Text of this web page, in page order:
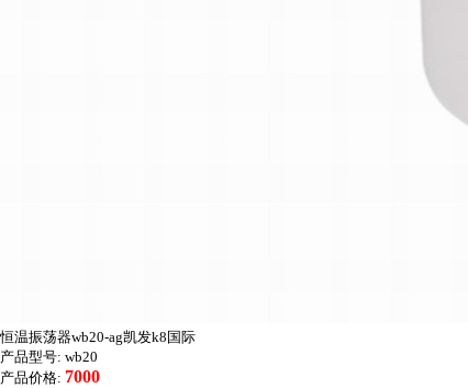
恒温振荡器wb20-ag凯发k8国际
产品型号: wb20
产品价格: 7000